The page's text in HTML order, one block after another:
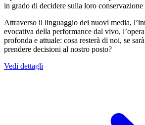
in grado di decidere sulla loro conservazione
Attraverso il linguaggio dei nuovi media,
evocativa della performance dal vivo,
profonda e attuale: cosa resterà di noi, se
prendere decisioni al nostro posto?
Vedi dettagli